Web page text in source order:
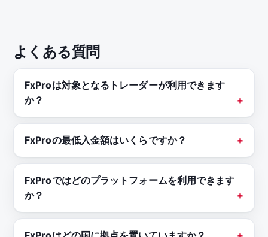
よくある質問
FxProは対象となるトレーダーが利用できます
か？
FxProの最低入金額はいくらですか？
FxProではどのプラットフォームを利用できます
か？